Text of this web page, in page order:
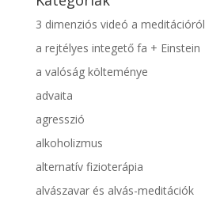
3 dimenziós videó a meditációról
a rejtélyes integető fa + Einstein
a valóság költeménye
advaita
agresszió
alkoholizmus
alternatív fizioterápia
alvászavar és alvás-meditációk